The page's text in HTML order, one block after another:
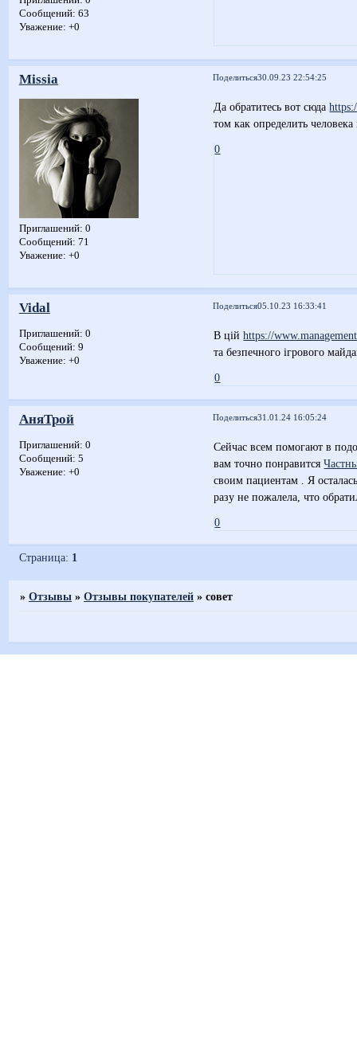
Сообщений: 63
Уважение: +0
Поделиться30.09.23 22:54:25
Missia
Приглашений: 0
Сообщений: 71
Уважение: +0
Да обратитесь вот сюда
том как определить
0
Поделиться05.10.23 16:33:41
Vidal
Приглашений: 0
Сообщений: 9
Уважение: +0
В ційhttps://
та безпечного ігрового
0
Поделиться31.01.24 16:05:24
АняТрой
Приглашений: 0
Сообщений: 5
Уважение: +0
Сейчас всем помогают в
вам точно понравится
своим пациентам . Я
разу не пожалела, что
0
Страница: 1
»Отзывы »Отзывы покупателей »совет